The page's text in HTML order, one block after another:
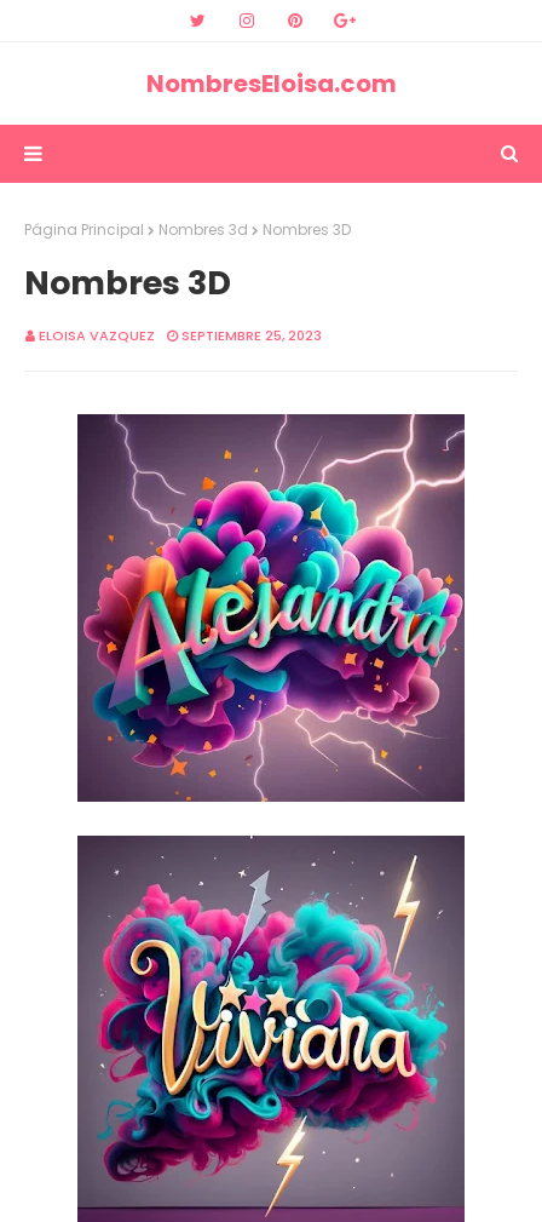
NombresEloisa.com
Página Principal Nombres 3d Nombres 3D
Nombres 3D
ELOISA VAZQUEZ SEPTIEMBRE 25, 2023